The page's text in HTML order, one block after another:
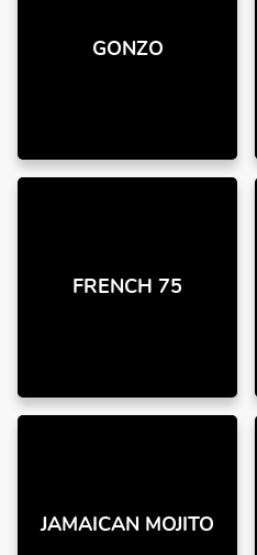
GONZO
FRENCH 75
JAMAICAN MOJITO